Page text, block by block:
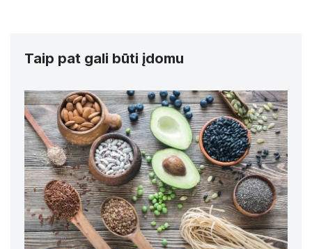
Taip pat gali būti įdomu